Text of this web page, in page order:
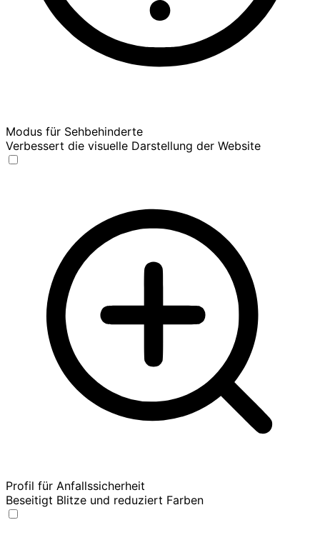
Modus für Sehbehinderte
Verbessert die visuelle Darstellung der Website
Profil für Anfallssicherheit
Beseitigt Blitze und reduziert Farben